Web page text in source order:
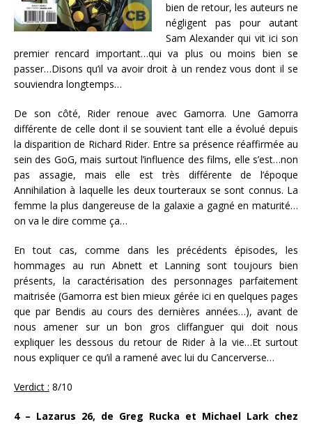
bien de retour, les auteurs ne
négligent pas pour autant
Sam Alexander qui vit ici son
premier rencard important…qui va plus ou moins bien se
passer…Disons qu’il va avoir droit à un rendez vous dont il se
souviendra longtemps…
De son côté, Rider renoue avec Gamorra. Une Gamorra
différente de celle dont il se souvient tant elle a évolué depuis
la disparition de Richard Rider. Entre sa présence réaffirmée au
sein des GoG, mais surtout l’influence des films, elle s’est…non
pas assagie, mais elle est très différente de l’époque
Annihilation à laquelle les deux tourteraux se sont connus. La
femme la plus dangereuse de la galaxie a gagné en maturité…
on va le dire comme ça…
En tout cas, comme dans les précédents épisodes, les
hommages au run Abnett et Lanning sont toujours bien
présents, la caractérisation des personnages parfaitement
maitrisée (Gamorra est bien mieux gérée ici en quelques pages
que par Bendis au cours des dernières années…), avant de
nous amener sur un bon gros cliffanguer qui doit nous
expliquer les dessous du retour de Rider à la vie…Et surtout
nous expliquer ce qu’il a ramené avec lui du Cancerverse…
Verdict : 8/10
4 – Lazarus 26, de Greg Rucka et Michael Lark chez